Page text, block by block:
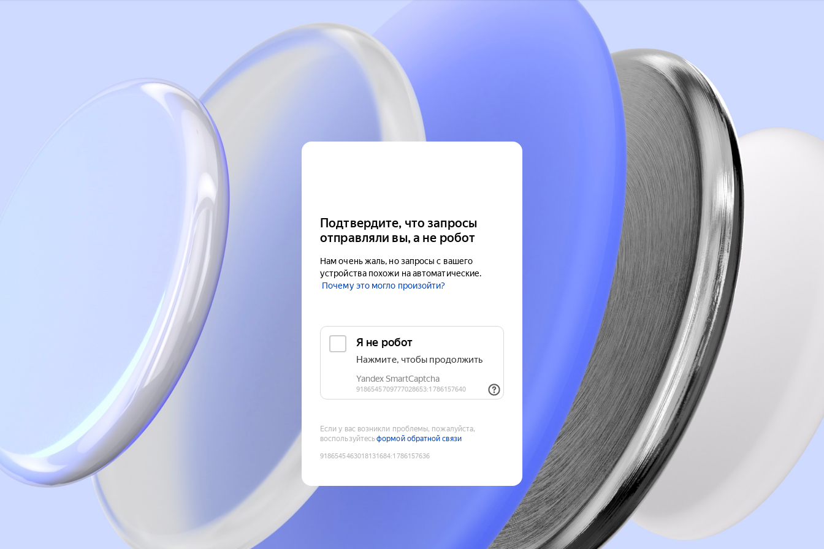
Подтвердите, что запросы
отправляли вы, а не робот
Нам очень жаль, но запросы с вашего
устройства похожи на автоматические.
Почему это могло произойти?
Если у вас возникли проблемы, пожалуйста,
воспользуйтесьформой обратной связи
9186545463018131684:1786157636